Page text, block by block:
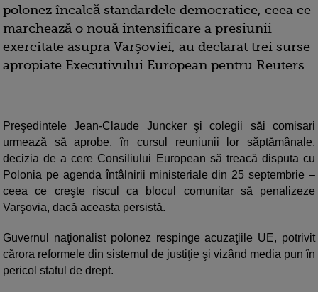
polonez încalcă standardele democratice, ceea ce
marchează o nouă intensificare a presiunii
exercitate asupra Varşoviei, au declarat trei surse
apropiate Executivului European pentru Reuters.
Preşedintele Jean-Claude Juncker şi colegii săi comisari
urmează să aprobe, în cursul reuniunii lor săptămânale,
decizia de a cere Consiliului European să treacă disputa cu
Polonia pe agenda întâlnirii ministeriale din 25 septembrie –
ceea ce creşte riscul ca blocul comunitar să penalizeze
Varşovia, dacă aceasta persistă.
Guvernul naţionalist polonez respinge acuzaţiile UE, potrivit
cărora reformele din sistemul de justiţie şi vizând media pun în
pericol statul de drept.